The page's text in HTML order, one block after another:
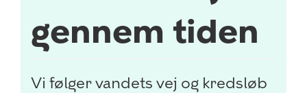
gennem tiden
Vi følger vandets vej og kredsløb